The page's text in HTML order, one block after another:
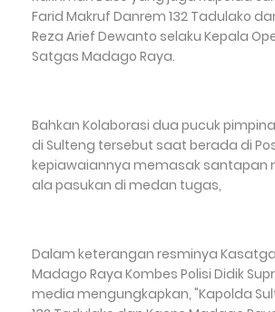
Farid Makruf Danrem 132 Tadulako
Reza Arief Dewanto selaku Kepala
Satgas Madago Raya.
Bahkan Kolaborasi dua pucuk
di Sulteng tersebut saat berada di
kepiawaiannya memasak santapan
ala pasukan di medan tugas,
Dalam keterangan resminya
Madago Raya Kombes Polisi Didik
media mengungkapkan, "Kapolda